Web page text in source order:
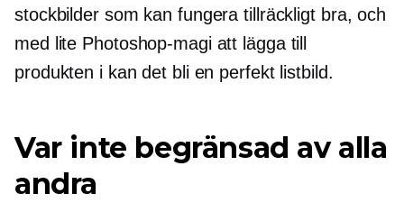
stockbilder som kan fungera tillräckligt bra, och
med lite Photoshop-magi att lägga till
produkten i kan det bli en perfekt listbild.
Var inte begränsad av alla
andra